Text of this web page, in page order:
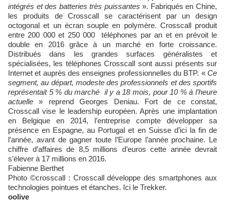
intégrés et des batteries très puissantes». Fabriqués en Chine,
les produits de Crosscall se caractérisent par un design
octogonal et un écran souple en polymère. Crosscall produit
entre 200 000 et 250 000 téléphones par an et en prévoit le
double en 2016 grâce à un marché en forte croissance.
Distribués dans les grandes surfaces généralistes et
spécialisées, les téléphones Crosscall sont aussi présents sur
Internet et auprès des enseignes professionnelles du BTP. « Ce
segment, au départ, modeste des professionnels et des sportifs
représentait 5 % du marché il y a 18 mois, pour 10 % à l’heure
actuelle » reprend Georges Deniau. Fort de ce constat,
Crosscall vise le leadership européen. Après une implantation
en Belgique en 2014, l’entreprise compte développer sa
présence en Espagne, au Portugal et en Suisse d’ici la fin de
l’année, avant de gagner toute l’Europe l’année prochaine. Le
chiffre d’affaires de 8,5 millions d’euros cette année devrait
s’élever à 17 millions en 2016.
Fabienne Berthet
Photo ©crosscall : Crosscall développe des smartphones aux
technologies pointues et étanches. Ici le Trekker.
oolive